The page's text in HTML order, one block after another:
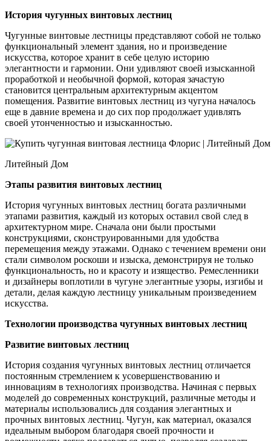
История чугунных винтовых лестниц
Чугунные винтовые лестницы представляют собой не только
функциональный элемент здания, но и произведение
искусства, которое хранит в себе целую историю
элегантности и гармонии. Они удивляют своей изысканной
проработкой и необычной формой, которая зачастую
становится центральным архитектурным акцентом
помещения. Развитие винтовых лестниц из чугуна началось
еще в давние времена и до сих пор продолжает удивлять
своей утонченностью и изысканностью.
Литейный Дом
Этапы развития винтовых лестниц
История чугунных винтовых лестниц богата различными
этапами развития, каждый из которых оставил свой след в
архитектурном мире. Сначала они были простыми
конструкциями, сконструированными для удобства
перемещения между этажами. Однако с течением времени они
стали символом роскоши и изыска, демонстрируя не только
функциональность, но и красоту и изящество. Ремесленники
и дизайнеры воплотили в чугуне элегантные узоры, изгибы и
детали, делая каждую лестницу уникальным произведением
искусства.
Технологии производства чугунных винтовых лестниц
Развитие винтовых лестниц
История создания чугунных винтовых лестниц отличается
постоянным стремлением к усовершенствованию и
инновациям в технологиях производства. Начиная с первых
моделей до современных конструкций, различные методы и
материалы использовались для создания элегантных и
прочных винтовых лестниц. Чугун, как материал, оказался
идеальным выбором благодаря своей прочности и